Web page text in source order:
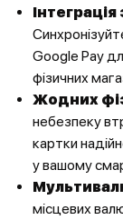
Google Pay
фізичних
Жодних
небезпеку
картки
у вашому
місцевих